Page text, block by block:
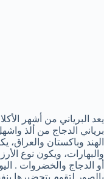
يعد البرياني من أشهر
برياني الدجاج من ألذ
الهند وباكستان والعراق،
والبهارات، ويكون نوع
أو الدجاج والخضروات .
بالصور لتقوم بتحضيرها